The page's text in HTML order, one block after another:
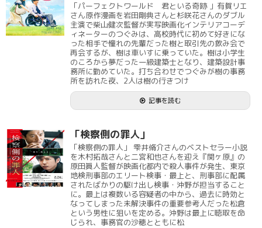
「パーフェクトワールド 君といる奇跡 」有賀リエ
さん原作漫画を岩田剛典さんと杉咲花さんのダブル
主演で柴山健次監督が実写映画化インテリアコーデ
ィネーターのつぐみは、高校時代に初めて好きにな
った相手で憧れの先輩だった樹と取引先の飲み会で
再会するが、樹は車いすに乗っていた。樹は小学生
のころから夢だった一級建築士となり、建築設計事
務所に勤めていた。打ち合わせでつぐみが樹の事務
所を訪れた夜、2人は樹の行きつけ
記事を読む
「検察側の罪人」
「検察側の罪人」 雫井脩介さんのベストセラー小説
を木村拓哉さんと二宮和也さんを迎え『関ヶ原』の
原田眞人監督が映画化都内で殺人事件が発生、東京
地検刑事部のエリート検事・最上と、刑事部に配属
されたばかりの駆け出し検事・沖野が担当すること
に。最上は複数いる容疑者の中から、過去に時効と
なってしまった未解決事件の重要参考人だった松倉
という男性に狙いを定める。沖野は最上に聴取を命
じられ、事務官の沙穂とともに松